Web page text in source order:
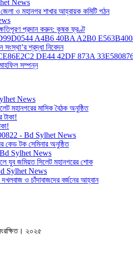
ও মহানগর শাখার আহ্বায়ক কমিটি গঠন
প্রদান করুন: কৃষক ফ্রণ্ট
সংস্থা’র শ্রদ্ধা নিবেদন
সম্পন্ন
মহানগরের মাসিক বৈঠক অনুষ্ঠিত
কেড টক সেমিনার অনুষ্ঠিত
যুব জমিয়ত সিলেট মহানগরের শোক
দখলবাজ ও চাঁদাবাজদের বর্জনের আহ্বান
২০২৫